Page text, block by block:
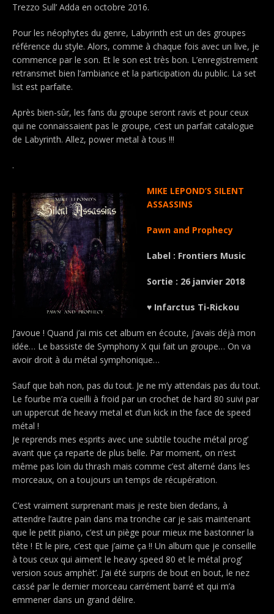
Trezzo Sull’ Adda en octobre 2016.
Pour les néophytes du genre, Labyrinth est un des groupes
référence du style. Alors, comme à chaque fois avec un live, je
commence par le son. Et le son est très bon. L’enregistrement
retransmet bien l’ambiance et la participation du public. La set
list est parfaite.
Après bien-sûr, les fans du groupe seront ravis et pour ceux
qui ne connaissaient pas le groupe, c’est un parfait catalogue
de Labyrinth. Allez, power metal à tous !!!
.
MIKE LEPOND’S SILENT
ASSASSINS
Pawn and Prophecy
Label : Frontiers Music
Sortie : 26 janvier 2018
♥ Infarctus Ti-Rickou
J’avoue ! Quand j’ai mis cet album en écoute, j’avais déjà mon
idée… Le bassiste de Symphony X qui fait un groupe… On va
avoir droit à du métal symphonique…
Sauf que bah non, pas du tout. Je ne m’y attendais pas du tout.
Le fourbe m’a cueilli à froid par un crochet de hard 80 suivi par
un uppercut de heavy metal et d’un kick in the face de speed
métal !
Je reprends mes esprits avec une subtile touche métal prog’
avant que ça reparte de plus belle. Par moment, on n’est
même pas loin du thrash mais comme c’est alterné dans les
morceaux, on a toujours un temps de récupération.
C’est vraiment surprenant mais je reste bien dedans, à
attendre l’autre pain dans ma tronche car je sais maintenant
que le petit piano, c’est un piège pour mieux me bastonner la
tête ! Et le pire, c’est que j’aime ça !! Un album que je conseille
à tous ceux qui aiment le heavy speed 80 et le métal prog’
version sous amphèt’. J’ai été surpris de bout en bout, le nez
cassé par le dernier morceau carrément barré et qui m’a
emmener dans un grand délire.